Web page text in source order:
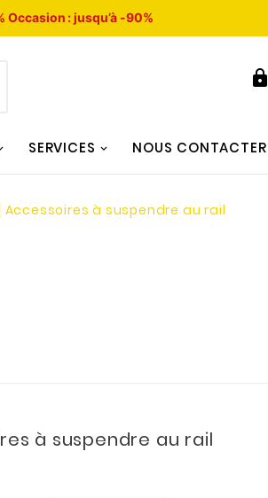
Occasion : jusqu’à -90%

SERVICES NOUS CONTACTER
à suspendre au rail
à suspendre au rail